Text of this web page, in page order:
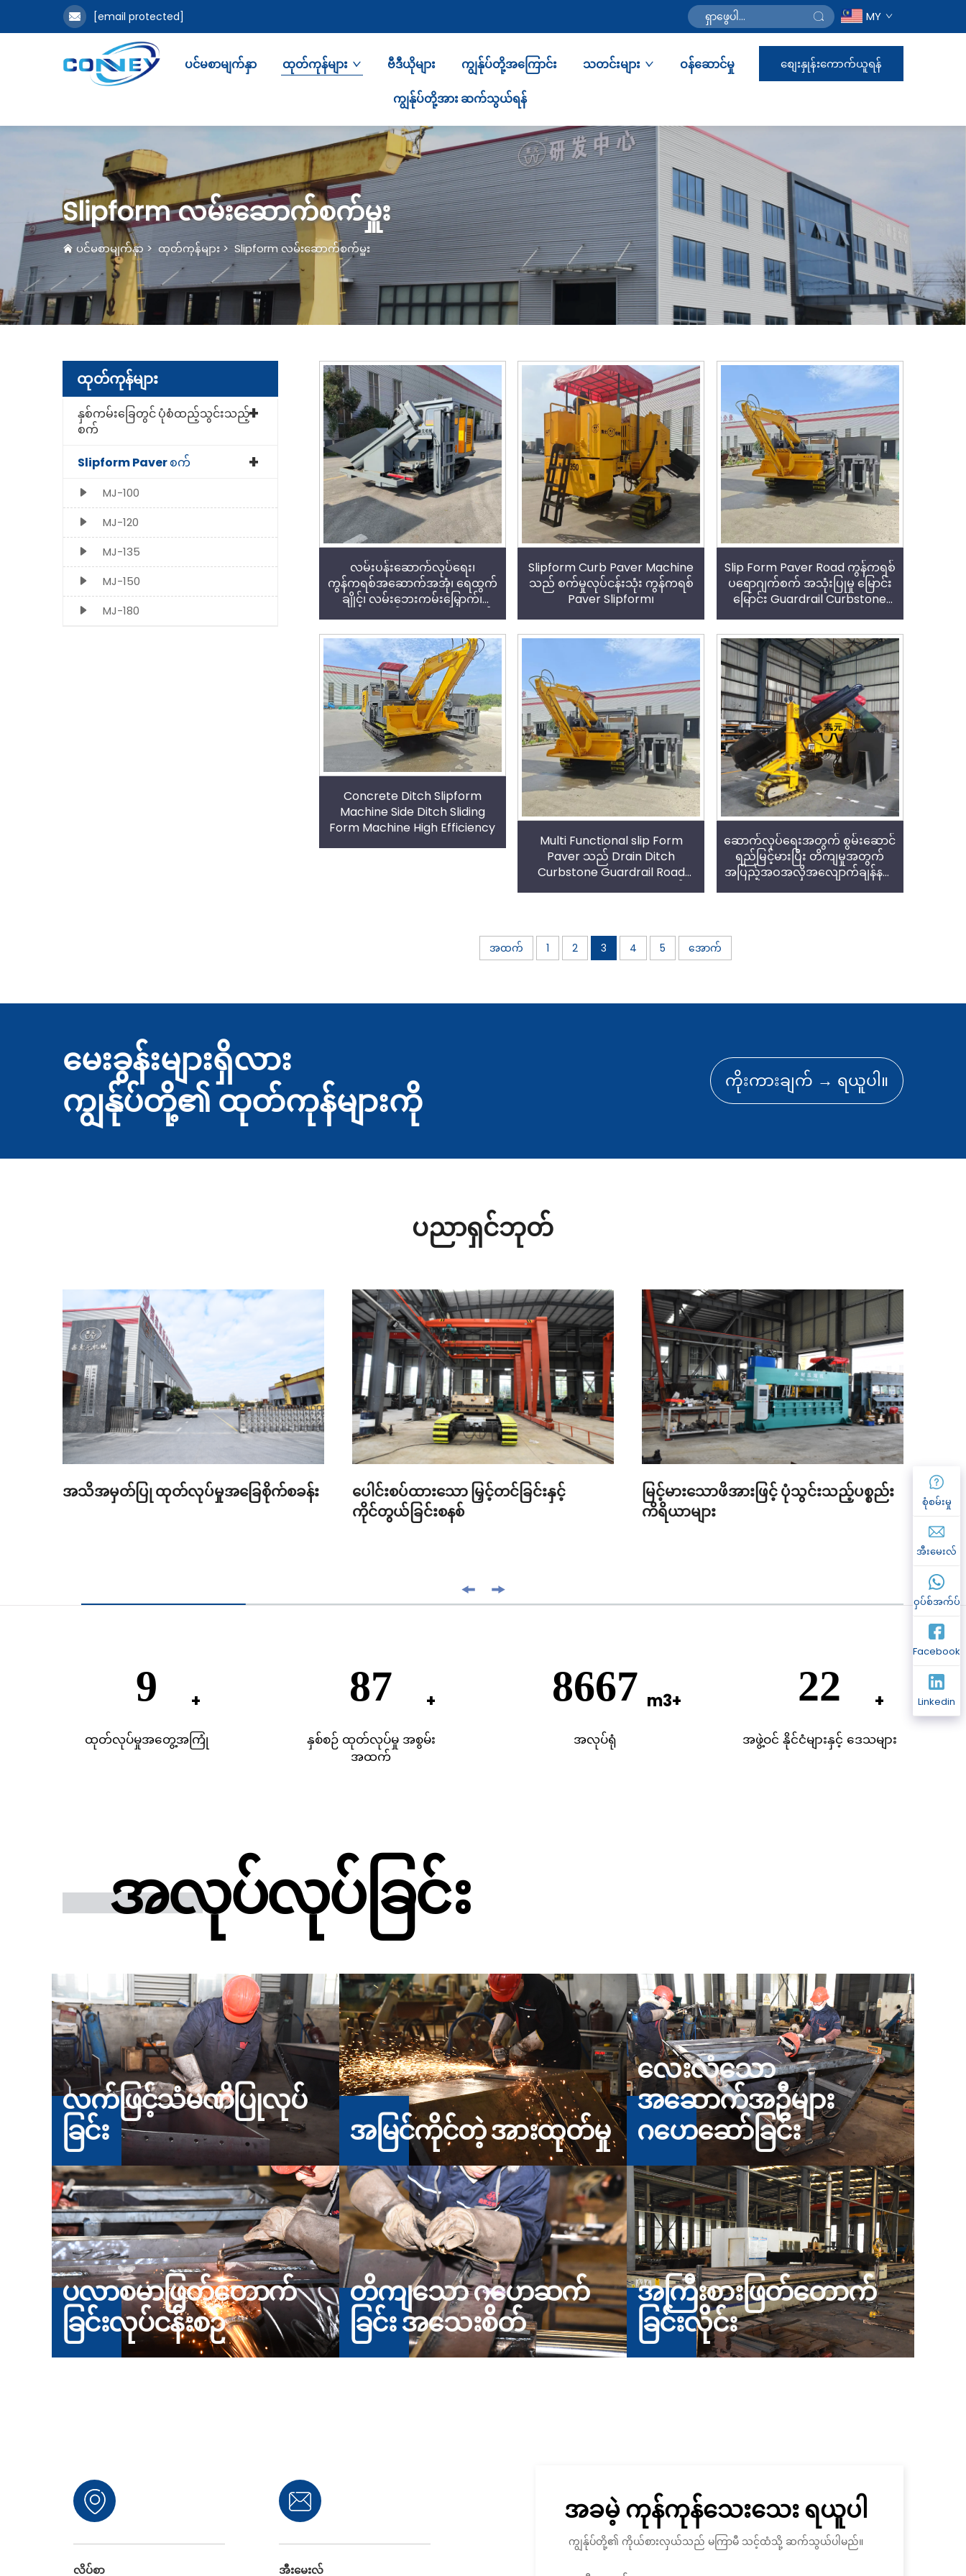
[email protected] MY
ပင်မစာမျက်နှာ ထုတ်ကုန်များ ဗီဒီယိုများ ကျွန်ုပ်တို့အကြောင်း သတင်းများ ဝန်ဆောင်မှု
ကျွန်ုပ်တို့အား ဆက်သွယ်ရန်
စျေးနှုန်းကောက်ယူရန်
Slipform လမ်းဆောက်စက်မှူး
ပင်မစာမျက်နှာ>ထုတ်ကုန်များ>Slipform လမ်းဆောက်စက်မှူး
ထုတ်ကုန်များ
နှစ်ကမ်းခြေတွင် ပုံစံထည့်သွင်းသည့်
စက်
Slipform Paver စက်
MJ-100
MJ-120
MJ-135
MJ-150
MJ-180
လမ်းပန်းဆောက်လုပ်ရေး၊
ကွန်ကရစ်အဆောက်အအုံ၊ ရေထွက်
ချိုင့်၊ လမ်းဘေးကမ်းမြှောက်၊
ရန် အသုံးပြုသော Slipform Paver
စက်
Slipform Curb Paver Machine
သည် စက်မှုလုပ်ငန်းသုံး ကွန်ကရစ်
Paver Slipform၊
Slip Form Paver Road ကွန်ကရစ်
ပရောဂျက်စက် အသုံးပြုမှု မြောင်း
မြောင်း Guardrail Curbstone
Concrete Ditch Slipform
Machine Side Ditch Sliding
Form Machine High Efficiency
Multi Functional slip Form
Paver သည် Drain Ditch
Curbstone Guardrail Road
ဆောက်လုပ်ရေးအတွက် စွမ်းဆောင်
ရည်မြင့်မားပြီး တိကျမှုအတွက်
အပြည့်အဝအလိုအလျောက်ချန်နယ်
အထက် 1 2 3 4 5 အောက်
မေးခွန်းများရှိလား
ကျွန်ုပ်တို့၏ ထုတ်ကုန်များကို
ကိုးကားချက် → ရယူပါ။
ပညာရှင်ဘုတ်
အသိအမှတ်ပြု ထုတ်လုပ်မှုအခြေစိုက်စခန်း
ပေါင်းစပ်ထားသော မြှင့်တင်ခြင်းနှင့်
ကိုင်တွယ်ခြင်းစနစ်
မြင့်မားသောဖိအားဖြင့် ပုံသွင်းသည့်ပစ္စည်း
ကိရိယာများ
စက်မှု
ဧရိ
20
ထုတ်လုပ်မှုအတွေ့အကြုံ
200
နှစ်စဉ် ထုတ်လုပ်မှု အစွမ်း
အထက်
20000
အလုပ်ရုံ
50
အဖွဲ့ဝင် နိုင်ငံများနှင့် ဒေသများ
အလုပ်လုပ်ခြင်း
လက်ဖြင့်သံမဏိပြုလုပ်
ခြင်း
အမြင်ကိုင်တဲ့ အားထုတ်မှု
လေးလံသော
အဆောက်အဦများ
ဂဟေဆော်ခြင်း
ပလာစမာဖြတ်တောက်
ခြင်းလုပ်ငန်းစဉ်
တိကျသော ဂဟေဆက်
ခြင်း အသေးစိတ်
အကြီးစားဖြတ်တောက်
ခြင်းလိုင်း
လိပ်စာ အီးမေးလ်
အခမဲ့ ကုန်ကုန်သေးသေး ရယူပါ
ကျွန်ုပ်တို့၏ ကိုယ်စားလှယ်သည် မကြာမီ သင့်ထံသို့ ဆက်သွယ်ပါမည်။
စုံစမ်းမှု
အီးမေးလ်
ဝှပ်စ်အက်ပ်
Facebook
Linkedin